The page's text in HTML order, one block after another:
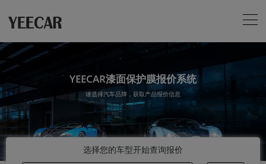
YEECAR漆面保护膜报价系统
请选择汽车品牌，获取产品报价信息
选择您的车型开始查询报价